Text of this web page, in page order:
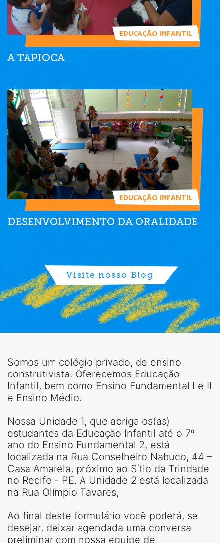
EDUCAÇÃO INFANTIL
A TAPIOCA
EDUCAÇÃO INFANTIL
DESENVOLVIMENTO DA ORALIDADE
Visite nosso Blog
Somos um colégio privado, de ensino
construtivista. Oferecemos Educação
Infantil, bem como Ensino Fundamental I e II
e Ensino Médio.
Nossa Unidade 1, que abriga os(as)
estudantes da Educação Infantil até o 7º
ano do Ensino Fundamental 2, está
localizada na Rua Conselheiro Nabuco, 44 –
Casa Amarela, próximo ao Sítio da Trindade
no Recife - PE. A Unidade 2 está localizada
na Rua Olímpio Tavares,
Ao final deste formulário você poderá, se
desejar, deixar agendada uma conversa
preliminar com nossa equipe de